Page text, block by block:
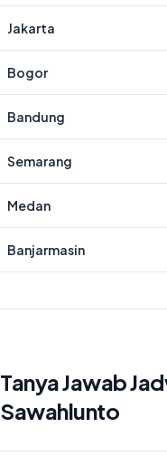
Jakarta
Bogor
Bandung
Semarang
Medan
Banjarmasin
Tanya Jawab
Sawahlunto